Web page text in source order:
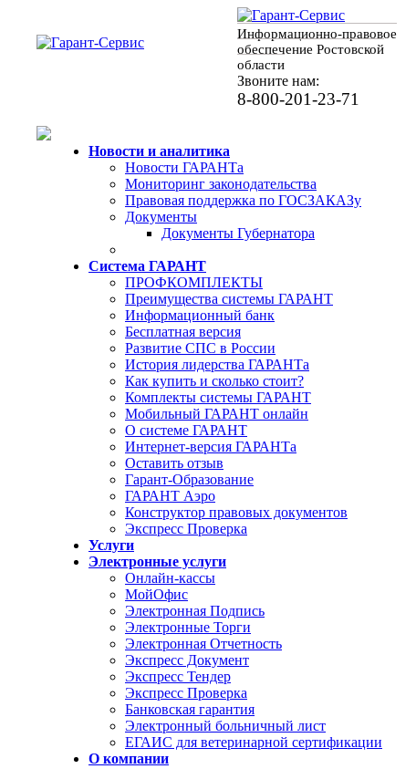
Информационно-правовое
обеспечение Ростовской
области
Звоните нам:
8-800-201-23-71
Новости и аналитика
Новости ГАРАНТа
Мониторинг законодательства
Правовая поддержка по ГОСЗАКАЗу
Документы
Документы Губернатора
Система ГАРАНТ
ПРОФКОМПЛЕКТЫ
Преимущества системы ГАРАНТ
Информационный банк
Бесплатная версия
Развитие СПС в России
История лидерства ГАРАНТа
Как купить и сколько стоит?
Комплекты системы ГАРАНТ
Мобильный ГАРАНТ онлайн
О системе ГАРАНТ
Интернет-версия ГАРАНТа
Оставить отзыв
Гарант-Образование
ГАРАНТ Аэро
Конструктор правовых документов
Экспресс Проверка
Услуги
Электронные услуги
Онлайн-кассы
МойОфис
Электронная Подпись
Электронные Торги
Электронная Oтчетность
Экспресс Документ
Экспресс Тендер
Экспресс Проверка
Банковская гарантия
Электронный больничный лист
ЕГАИС для ветеринарной сертификации
О компании